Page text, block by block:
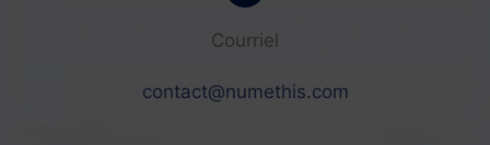
Courriel
contact@numethis.com